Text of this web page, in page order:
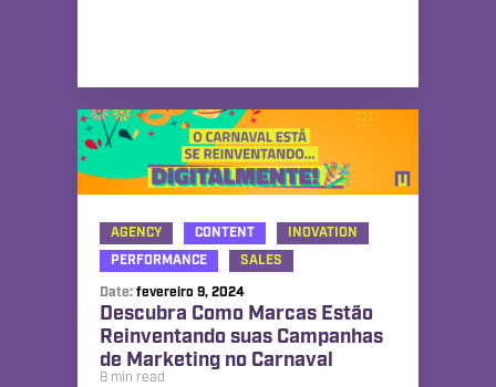
AGENCY CONTENT
INOVATION
PERFORMANCE
SALES
Date: fevereiro 9, 2024
Descubra Como Marcas Estão
Reinventando suas Campanhas
de Marketing no Carnaval
8 min read